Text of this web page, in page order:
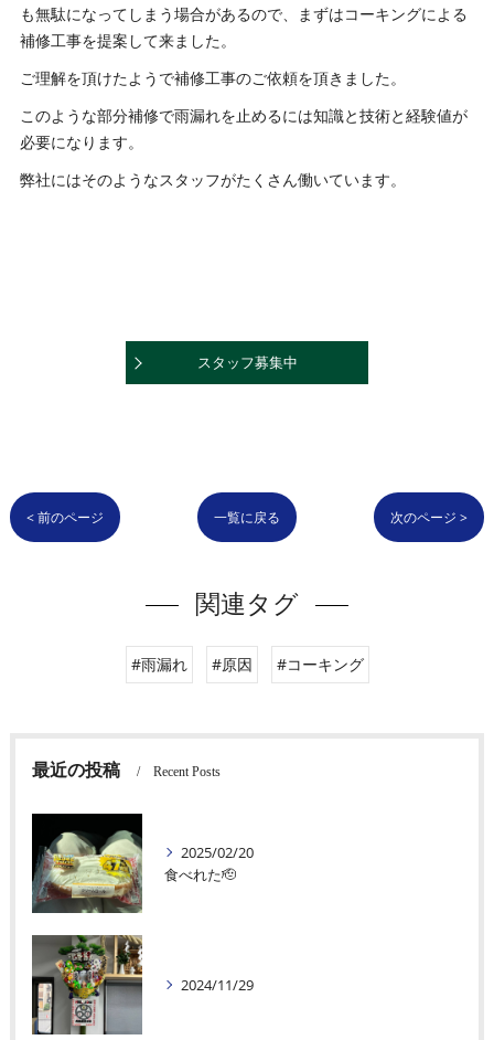
も無駄になってしまう場合があるので、まずはコーキングによる
補修工事を提案して来ました。
ご理解を頂けたようで補修工事のご依頼を頂きました。
このような部分補修で雨漏れを止めるには知識と技術と経験値が
必要になります。
弊社にはそのようなスタッフがたくさん働いています。
スタッフ募集中
< 前のページ 一覧に戻る 次のページ >
関連タグ
#雨漏れ #原因 #コーキング
最近の投稿 Recent Posts
2025/02/20
食べれた🫡
2024/11/29